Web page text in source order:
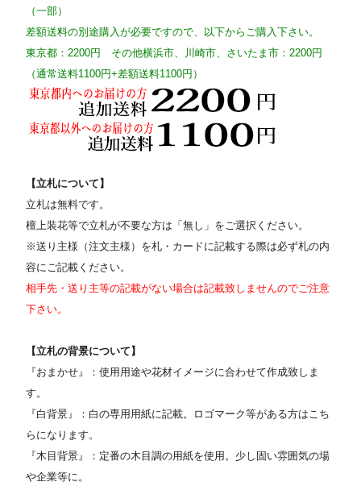
（一部）
差額送料の別途購入が必要ですので、以下からご購入下さい。
東京都：2200円 その他横浜市、川崎市、さいたま市：2200円
（通常送料1100円+差額送料1100円）
【立札について】
立札は無料です。
檀上装花等で立札が不要な方は「無し」をご選択ください。
※送り主様（注文主様）を札・カードに記載する際は必ず札の内
容にご記載ください。
相手先・送り主等の記載がない場合は記載致しませんのでご注意
下さい。
【立札の背景について】
『おまかせ』：使用用途や花材イメージに合わせて作成致しま
す。
『白背景』：白の専用用紙に記載。ロゴマーク等がある方はこち
らになります。
『木目背景』：定番の木目調の用紙を使用。少し固い雰囲気の場
や企業等に。